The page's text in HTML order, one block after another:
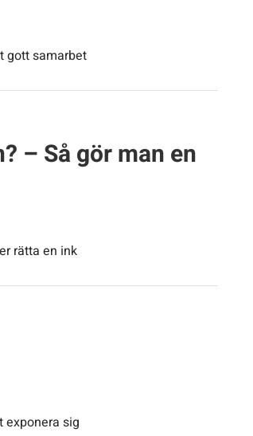
gott samarbet
– Så gör man en
rätta en ink
exponera sig